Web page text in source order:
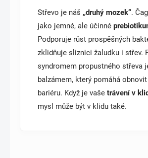
Střevo je náš „druhý mozek“.
jako jemné, ale účinné
Podporuje růst prospěšných
zklidňuje sliznici žaludku i střev.
syndromem propustného střeva
balzámem, který pomáhá
bariéru. Když je vaše trávení v
mysl může být v klidu také.